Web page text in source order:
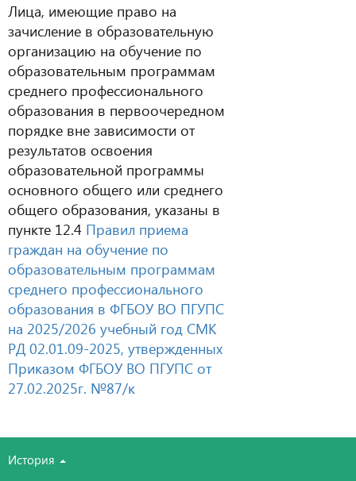
Лица, имеющие право на
зачисление в образовательную
организацию на обучение по
образовательным программам
среднего профессионального
образования в первоочередном
порядке вне зависимости от
результатов освоения
образовательной программы
основного общего или среднего
общего образования, указаны в
пункте 12.4 Правил приема
граждан на обучение по
образовательным программам
среднего профессионального
образования в ФГБОУ ВО ПГУПС
на 2025/2026 учебный год СМК
РД 02.01.09-2025, утвержденных
Приказом ФГБОУ ВО ПГУПС от
27.02.2025г. №87/к
История